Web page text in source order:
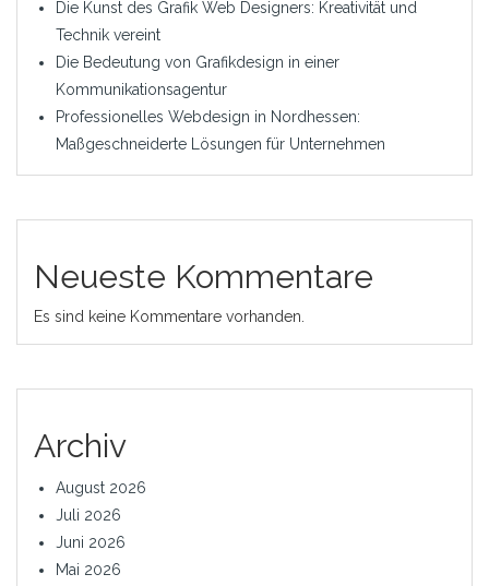
Die Kunst des Grafik Web Designers: Kreativität und
Technik vereint
Die Bedeutung von Grafikdesign in einer
Kommunikationsagentur
Professionelles Webdesign in Nordhessen:
Maßgeschneiderte Lösungen für Unternehmen
Neueste Kommentare
Es sind keine Kommentare vorhanden.
Archiv
August 2026
Juli 2026
Juni 2026
Mai 2026